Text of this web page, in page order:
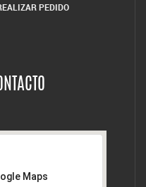
PEDIDO
Maps